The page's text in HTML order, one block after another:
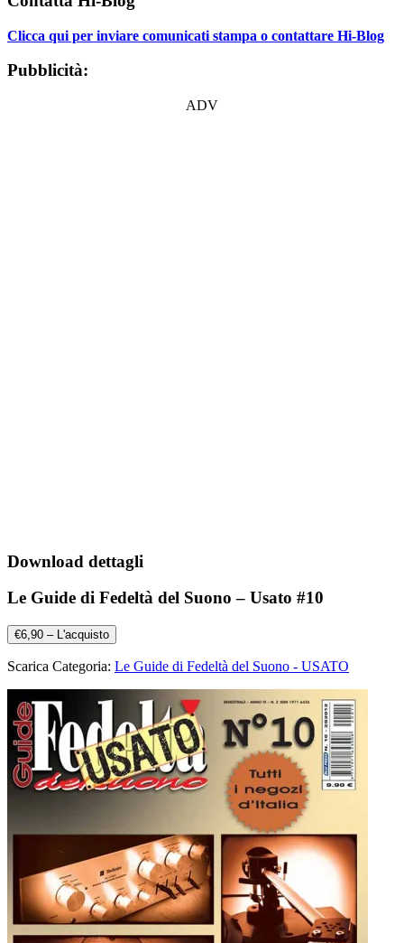
Clicca qui per inviare comunicati stampa o contattare Hi-Blog
Pubblicità:
ADV
Download dettagli
Le Guide di Fedeltà del Suono – Usato #10
€6,90 – L'acquisto
Scarica Categoria: Le Guide di Fedeltà del Suono - USATO